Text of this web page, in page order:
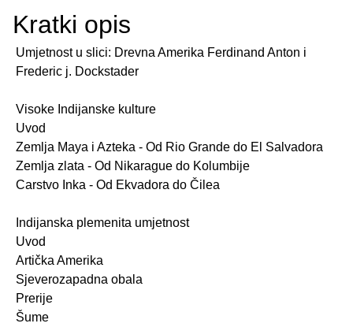
Kratki opis
Umjetnost u slici: Drevna Amerika Ferdinand Anton i
Frederic j. Dockstader
Visoke Indijanske kulture
Uvod
Zemlja Maya i Azteka - Od Rio Grande do El Salvadora
Zemlja zlata - Od Nikarague do Kolumbije
Carstvo Inka - Od Ekvadora do Čilea
Indijanska plemenita umjetnost
Uvod
Artička Amerika
Sjeverozapadna obala
Prerije
Šume